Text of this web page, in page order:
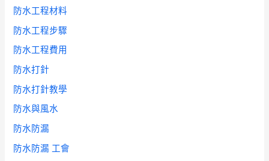
防水工程材料
防水工程步驟
防水工程費用
防水打針
防水打針教學
防水與風水
防水防漏
防水防漏 工會